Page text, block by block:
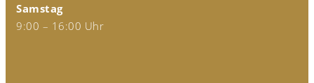
Samstag
9:00 – 16:00 Uhr